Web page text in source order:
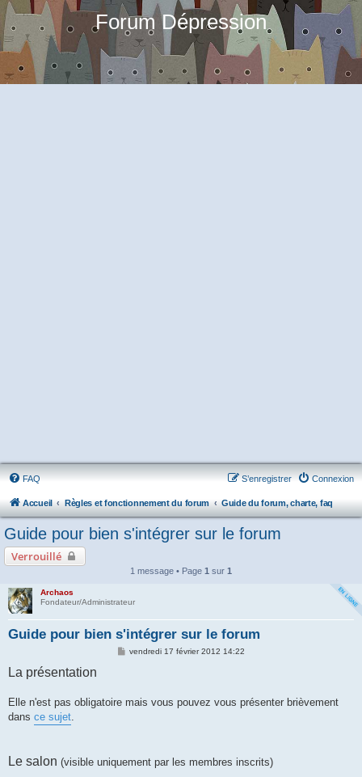
Forum Dépression
FAQ Connexion
S’enregistrer
Accueil Règles et fonctionnement du forum Guide du forum, charte, faq
Guide pour bien s'intégrer sur le forum
Verrouillé
1 message • Page 1 sur 1
Archaos
Fondateur/Administrateur
Guide pour bien s'intégrer sur le forum
M
g
e
vendredi 17 février 2012 14:22
La présentation
Elle n'est pas obligatoire mais vous pouvez vous présenter brièvement
dans ce sujet.
Le salon (visible uniquement par les membres inscrits)